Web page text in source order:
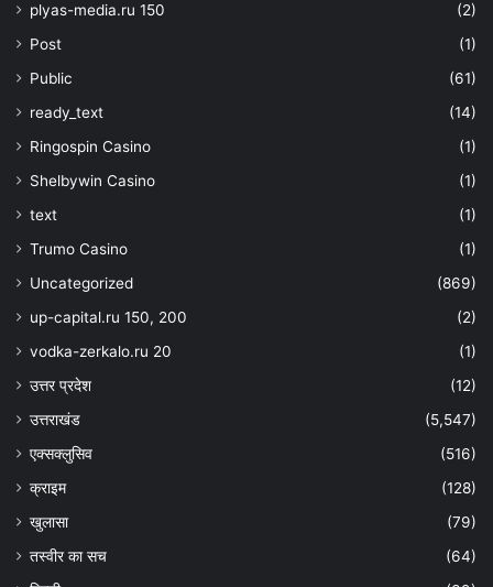
plyas-media.ru 150
(2)
Post
(1)
Public
(61)
ready_text
(14)
Ringospin Casino
(1)
Shelbywin Casino
(1)
text
(1)
Trumo Casino
(1)
Uncategorized
(869)
up-capital.ru 150, 200
(2)
vodka-zerkalo.ru 20
(1)
उत्तर प्रदेश
(12)
उत्तराखंड
(5,547)
एक्सक्लुसिव
(516)
क्राइम
(128)
खुलासा
(79)
तस्वीर का सच
(64)